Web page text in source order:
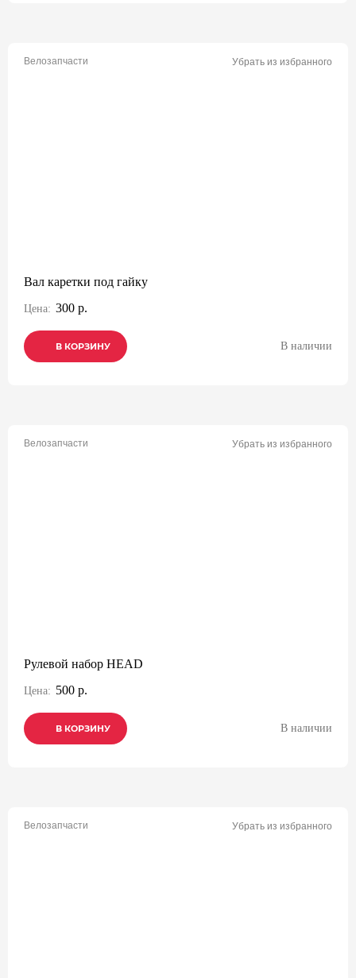
Велозапчасти Убрать из избранного
Вал каретки под гайку
Цена: 300 р.
В КОРЗИНУ
В КОРЗИНУ
В КОРЗИНУ В наличии
Велозапчасти Убрать из избранного
Рулевой набор HEAD
Цена: 500 р.
В КОРЗИНУ
В КОРЗИНУ
В КОРЗИНУ В наличии
Велозапчасти Убрать из избранного